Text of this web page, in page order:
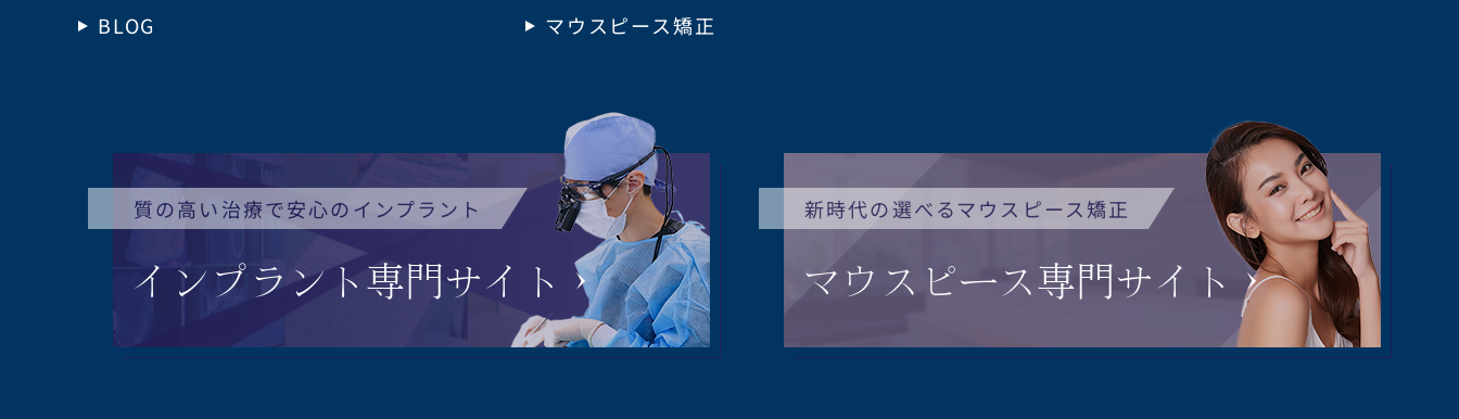
BLOG
マウスピース矯正
質の高い治療で安心のインプラント
インプラント 専門サイト
新時代の選べるマウスピース矯正
マウスピース専門サイト